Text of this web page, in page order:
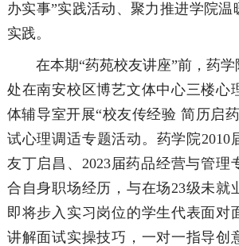
办实事”实践活动、聚力推进学院温
实践。
在本期“药苑校友讲座”前，药
处在南安校区博艺文体中心三楼心
体辅导室开展“校友传经验 简历启
试心理调适专题活动。药学院2010
友丁启昌、2023届药品经营与管理
合自身职场经历，与在场23级未就
即将步入实习岗位的学生代表面对
讲解面试实操技巧，一对一指导创